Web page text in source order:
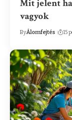
Mit jelent
vagyok
ByÁlomfejtés 15